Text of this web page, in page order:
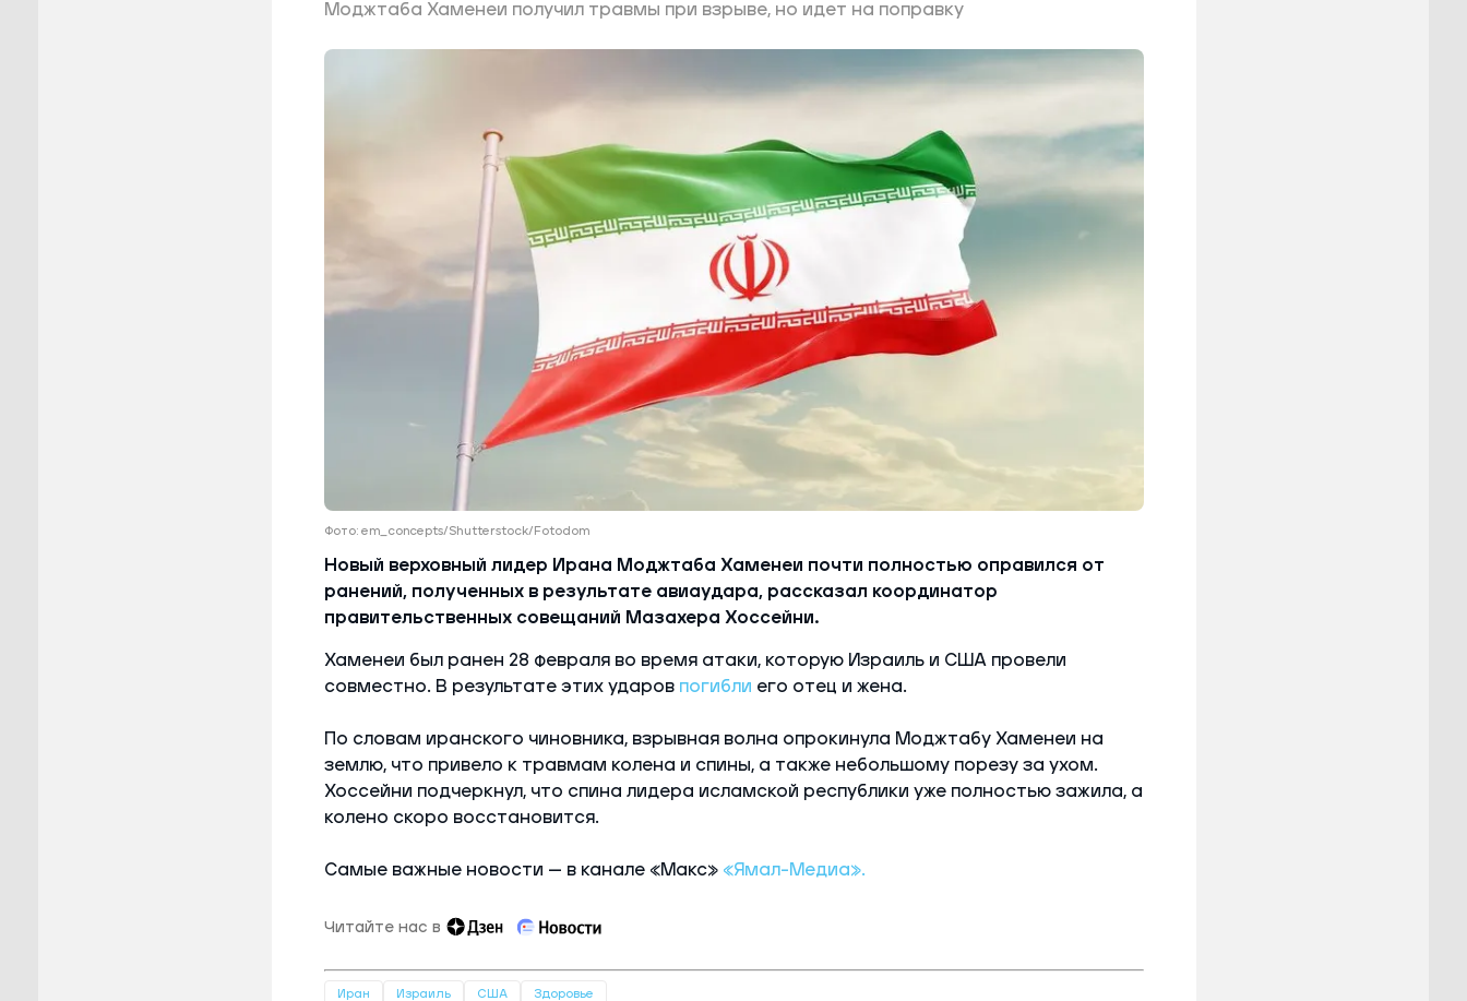
Приуральский район
Тазовский район
Шурышкарский район
Ямальский район
Моджтаба Хаменеи получил травмы при взрыве, но идет на поправку
Фото: em_concepts/Shutterstock/Fotodom
Новый верховный лидер Ирана Моджтаба Хаменеи почти полностью оправился от
ранений, полученных в результате авиаудара, рассказал координатор
правительственных совещаний Мазахера Хоссейни.
Хаменеи был ранен 28 февраля во время атаки, которую Израиль и США провели
совместно. В результате этих ударов погибли его отец и жена.
По словам иранского чиновника, взрывная волна опрокинула Моджтабу Хаменеи на
землю, что привело к травмам колена и спины, а также небольшому порезу за ухом.
Хоссейни подчеркнул, что спина лидера исламской республики уже полностью зажила, а
колено скоро восстановится.
Самые важные новости — в канале «Макс» «Ямал-Медиа».
Читайте нас в
Иран Израиль США Здоровье